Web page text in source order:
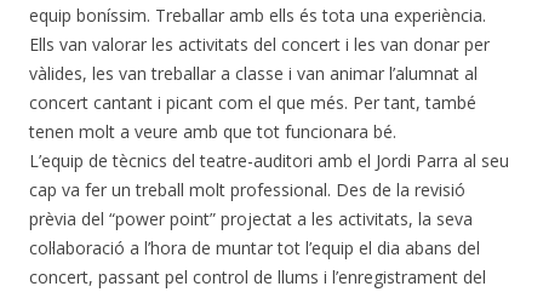
equip boníssim. Treballar amb ells és tota una experiència.
Ells van valorar les activitats del concert i les van donar per
vàlides, les van treballar a classe i van animar l’alumnat al
concert cantant i picant com el que més. Per tant, també
tenen molt a veure amb que tot funcionara bé.
L’equip de tècnics del teatre-auditori amb el Jordi Parra al seu
cap va fer un treball molt professional. Des de la revisió
prèvia del “power point” projectat a les activitats, la seva
col·laboració a l’hora de muntar tot l’equip el dia abans del
concert, passant pel control de llums i l’enregistrament del